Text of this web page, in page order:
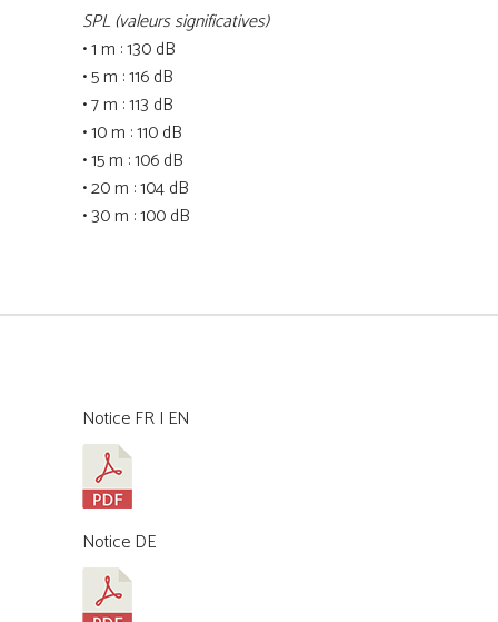
SPL (valeurs significatives)
• 1 m : 130 dB
• 5 m : 116 dB
• 7 m : 113 dB
• 10 m : 110 dB
• 15 m : 106 dB
• 20 m : 104 dB
• 30 m : 100 dB
Notice FR | EN
Notice DE